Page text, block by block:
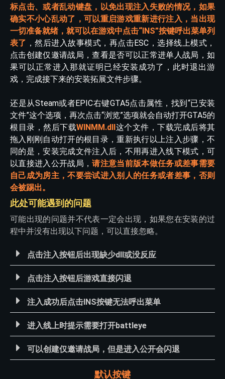
标点击、或者乱动键盘，以免出现注入失败的情况，如果
确实不小心乱动了，可以重启游戏重新进行注入，当出现
一切准备就绪，就可以在游戏中点击“INS”按键呼出菜单列
表了 ，然后进入故事模式，再点击ESC，选择线上模式，
点击创建仅邀请战局，查看是否可以正常进单人战局，如
果可以正常进入那就证明已经安装成功了，此时退出游
戏，完成接下来的安装拓展文件步骤。
还是从Steam或者EPIC右键GTA5点击属性，找到“已安装
文件”这个选项，再次点击“浏览”选项就会自动打开GTA5的
根目录，然后下载WINMM.dll 这个文件，下载完成后将其
拖入刚刚自动打开的根目录，重新执行以上注入步骤，不
同的是，安装完成文件注入后，不用再进入线下模式，可
以直接进入公开战局，请注意当前版本做任务或差事需要
自己成为房主，不要尝试进入别人的任务或者差事，否则
会被踢出。
此处可能遇到的问题
可能出现的问题并不代表一定会出现，如果您在安装的过
程中并没有出现以下问题，可以直接忽略。
点击注入按钮后出现缺少dll或没反应
点击注入按钮后游戏直接闪退
注入成功后点击INS按键无法呼出菜单
进入线上时提示需要打开battleye
可以创建仅邀请战局，但是进入公开会闪退
默认按键